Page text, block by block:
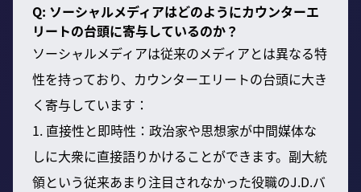
Q: ソーシャルメディアはどのようにカウンターエ
リートの台頭に寄与しているのか？
ソーシャルメディアは従来のメディアとは異なる特
性を持っており、カウンターエリートの台頭に大き
く寄与しています：
1. 直接性と即時性：政治家や思想家が中間媒体な
しに大衆に直接語りかけることができます。副大統
領という従来あまり注目されなかった役職のJ.D.バ